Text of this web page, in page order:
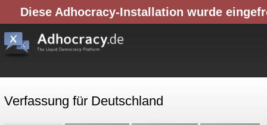
Diese Adhocracy-Installation wurde
Verfassung für Deutschland